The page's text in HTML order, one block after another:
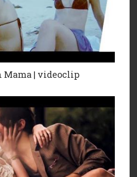
Mama | videoclip